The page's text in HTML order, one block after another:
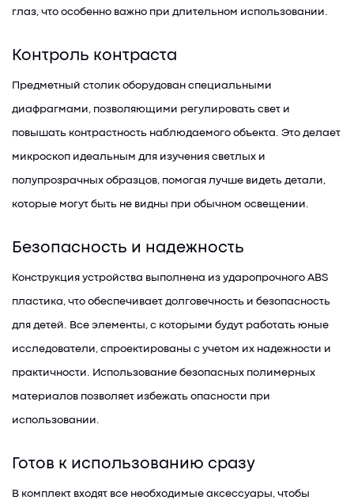
глаз, что особенно важно при длительном использовании.
Контроль контраста
Предметный столик оборудован специальными
диафрагмами, позволяющими регулировать свет и
повышать контрастность наблюдаемого объекта. Это делает
микроскоп идеальным для изучения светлых и
полупрозрачных образцов, помогая лучше видеть детали,
которые могут быть не видны при обычном освещении.
Безопасность и надежность
Конструкция устройства выполнена из ударопрочного ABS
пластика, что обеспечивает долговечность и безопасность
для детей. Все элементы, с которыми будут работать юные
исследователи, спроектированы с учетом их надежности и
практичности. Использование безопасных полимерных
материалов позволяет избежать опасности при
использовании.
Готов к использованию сразу
В комплект входят все необходимые аксессуары, чтобы